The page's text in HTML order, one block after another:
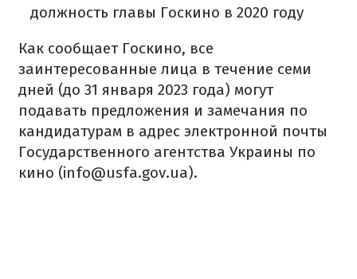
должность главы Госкино в 2020 году
Как сообщает Госкино, все
заинтересованные лица в течение семи
дней (до 31 января 2023 года) могут
подавать предложения и замечания по
кандидатурам в адрес электронной почты
Государственного агентства Украины по
кино (info@usfa.gov.ua).